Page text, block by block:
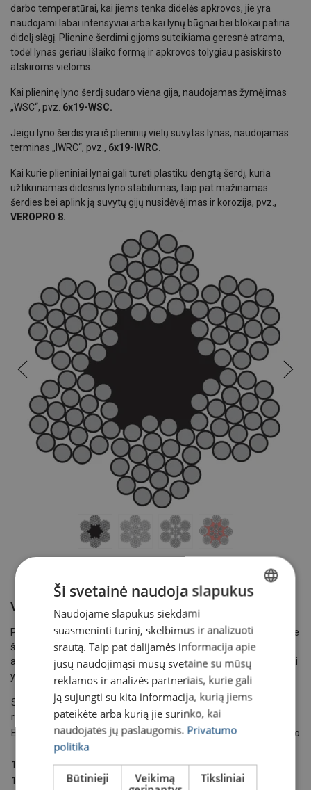
darbo temperatūrai, kai jiems tenka didelės apkrovos, jie yra
naudojami labai intensyviai arba kai lynų būgnai bei blokai patiria
didelį slėgį. Plienine šerdimi gijoms suteikiama geresnė atrama,
todėl lynas geriau išlaiko formą ir apkrovos tolygiau pasiskirsto
atskiroms vieloms.
Kai plieninę lyno šerdį sudaro viena gija, naudojamas žymėjimas
„WSC“, pvz. 6x19-WSC.
Jeigu lyno šerdis yra iš plieninių vielų suvytas lynas, naudojamas
terminas „IWRC“, pvz., 6x19-IWRC.
Kai kurie plieniniai lynai gali turėti plastiku dengtą šerdį, kuria
užtikrinamas didesnis lyno stabilumas, taip pat mažinamas
šerdies bei aplink ją suvytų gijų nusidėvėjimas ir korozija, pvz.,
VEROPRO 8.
Viela
Pagrindinė medžiaga, iš kurios gaminami lynai – plieno virbai, kurie
šaltuoju būdu ištempiami į skirtingo skersmens ir skirtingų
atsparumo lygių vielas. Dažniausiai pasitaikantys atsparumo lygiai
yra šie:
Stiprumo
rodiklis
Vielų tempiamojo stiprio rodiklis
EN API 9A Mažiausias Didžiausias Brinelio
Rockvelo
kp/mm²
1570
140 1370 180 1770 405/425
1770
160 1570 200 1960 445/470
LITHUANIAN
ENGLISH TRANSLATION
Ši svetainė naudoja slapukus
Naudojame slapukus siekdami
suasmeninti turinį, skelbimus ir analizuoti
srautą. Taip pat dalijamės informacija apie
jūsų naudojimąsi mūsų svetaine su mūsų
reklamos ir analizės partneriais, kurie gali
ją sujungti su kita informacija, kurią jiems
pateikėte arba kurią jie surinko, kai
naudojatės jų paslaugomis. Privatumo
politika
Būtinieji
Veikimą
Tiksliniai